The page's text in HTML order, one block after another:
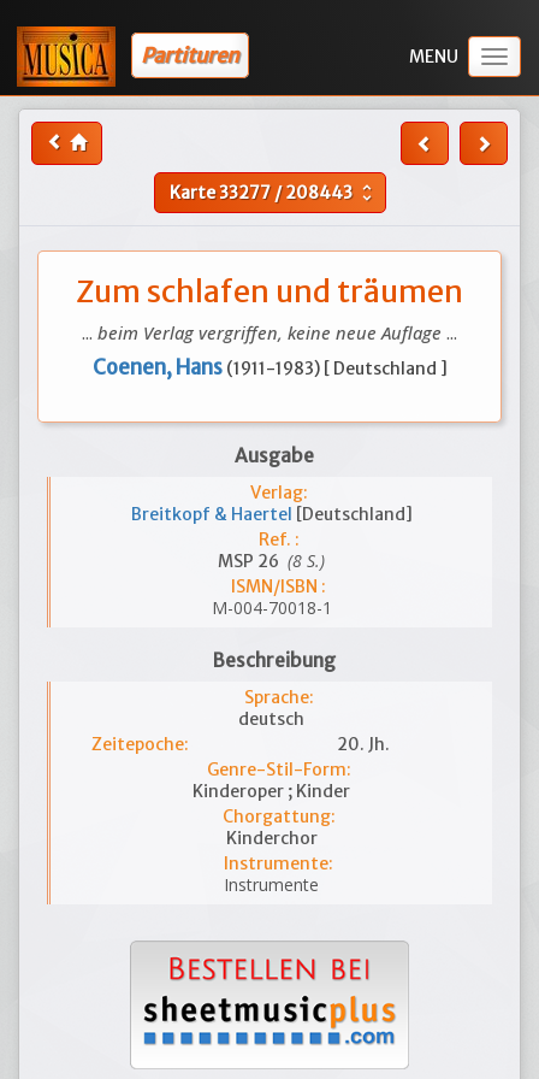
Partituren
Karte33277/208443 unfold_more
Zum schlafen und träumen
... beim Verlag vergriffen, keine neue Auflage ...
Coenen, Hans (1911-1983) [ Deutschland ]
Ausgabe
Verlag:
Breitkopf & Haertel [Deutschland]
Ref. :
MSP 26 (8 S.)
ISMN/ISBN :
M-004-70018-1
Beschreibung
Sprache:
deutsch
Zeitepoche:
20. Jh.
Genre-Stil-Form:
Kinderoper ; Kinder
Chorgattung:
Kinderchor
Instrumente:
Instrumente